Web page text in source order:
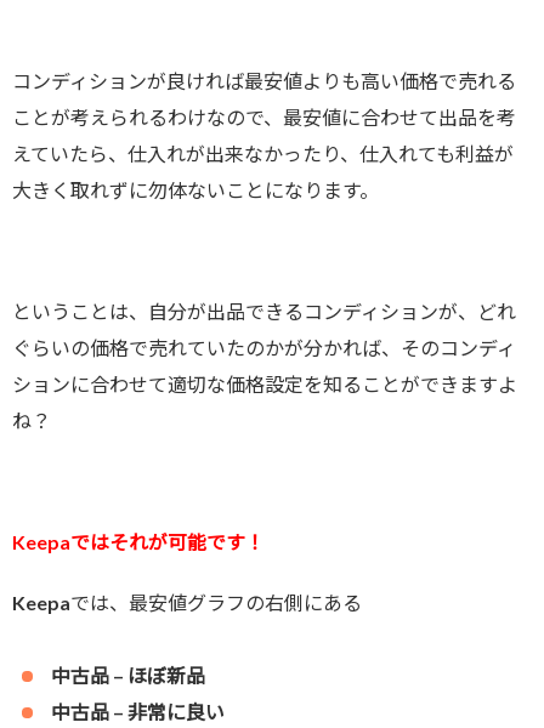
コンディションが良ければ最安値よりも高い価格で売れる
ことが考えられるわけなので、最安値に合わせて出品を考
えていたら、仕入れが出来なかったり、仕入れても利益が
大きく取れずに勿体ないことになります。
ということは、自分が出品できるコンディションが、どれ
ぐらいの価格で売れていたのかが分かれば、そのコンディ
ションに合わせて適切な価格設定を知ることができますよ
ね？
Keepaではそれが可能です！
Keepaでは、最安値グラフの右側にある
中古品 – ほぼ新品
中古品 – 非常に良い